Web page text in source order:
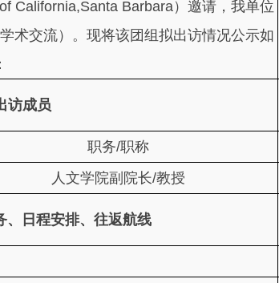
California,Santa Barbara）邀请，我单位
术交流）。现将该团组拟出访情况公示如
访成员
职务/职称
人文学院副院长/教授
、日程安排、往返航线